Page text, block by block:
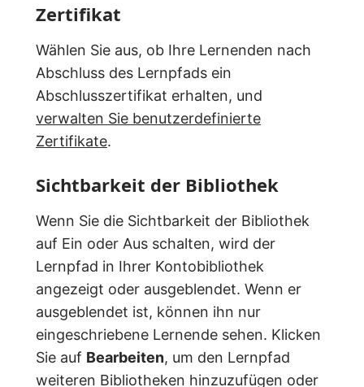
Zertifikat
Wählen Sie aus, ob Ihre Lernenden nach
Abschluss des Lernpfads ein
Abschlusszertifikat erhalten, und
verwalten Sie benutzerdefinierte
Zertifikate.
Sichtbarkeit der Bibliothek
Wenn Sie die Sichtbarkeit der Bibliothek
auf Ein oder Aus schalten, wird der
Lernpfad in Ihrer Kontobibliothek
angezeigt oder ausgeblendet. Wenn er
ausgeblendet ist, können ihn nur
eingeschriebene Lernende sehen. Klicken
Sie auf Bearbeiten, um den Lernpfad
weiteren Bibliotheken hinzuzufügen oder